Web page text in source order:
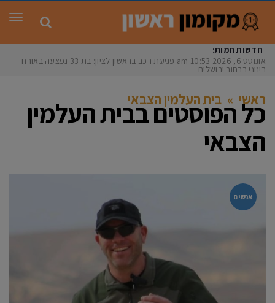
חדשות חמות:
אוגוסט 6, 2026
10:53 am פגיעת רכב בראשון לציון: בת 33 נפצעה באורח
בינוני ברחוב ירושלים
ראשי » בית העלמין הצבאי
כל הפוסטים בבית העלמין
הצבאי
אנשים